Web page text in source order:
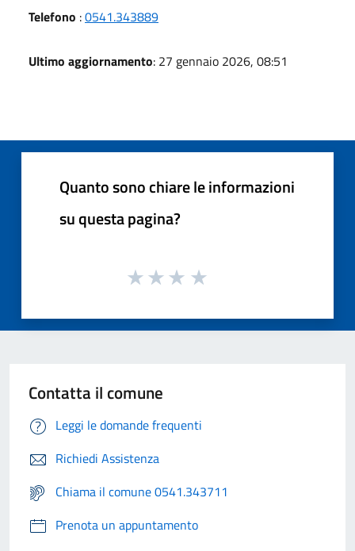
Telefono :0541.343889
Ultimo aggiornamento: 27 gennaio 2026, 08:51
Quanto sono chiare le informazioni
su questa pagina?
Contatta il comune
Leggi le domande frequenti
Richiedi Assistenza
Chiama il comune 0541.343711
Prenota un appuntamento